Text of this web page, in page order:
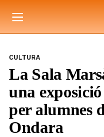
CULTURA
La Sala
una exposició
per alumnes
Ondara